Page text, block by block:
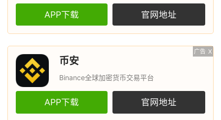
APP下载 官网地址
广告 X
币安
Binance全球加密货币交易平台
APP下载 官网地址